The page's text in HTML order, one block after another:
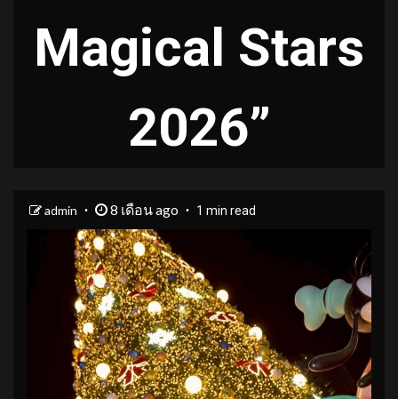
Magical Stars
2026”
admin 8 เดือน ago 1 min read